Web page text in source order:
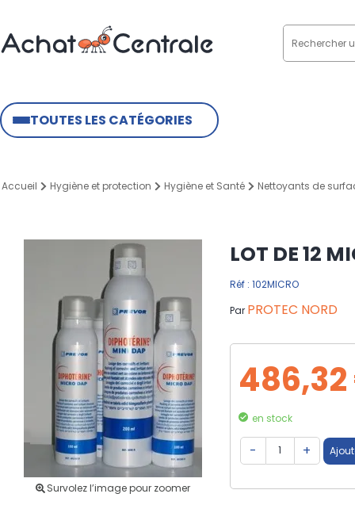
TOUTES LES CATÉGORIES
Accueil Hygiène et protection Hygiène et Santé Nettoyants de
Survolez l’image pour zoomer
LOT DE 12
Réf : 102MICRO
Par PROTEC NORD
en stock